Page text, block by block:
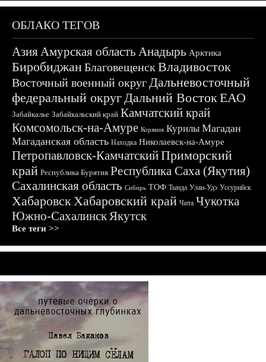
ОБЛАКО ТЕГОВ
АзияАмурская область Анадырь Арктика
БиробиджанБлаговещенскВладивосток
Восточный военный округДальневосточный
федеральный округДальний ВостокЕАО
Забайкалье Забайкальский край Камчатский край
Комсомольск-на-Амуре Корякия Курилы Магадан
Магаданская область Находка Николаевск-на-Амуре
Петропавловск-КамчатскийПриморский
край Республика Бурятия Республика Саха (Якутия)
Сахалинская область Сибирь ТОФ Тында Улан-Удэ Уссурийск
ХабаровскХабаровский край Чита Чукотка
Южно-СахалинскЯкутск
Все теги >>